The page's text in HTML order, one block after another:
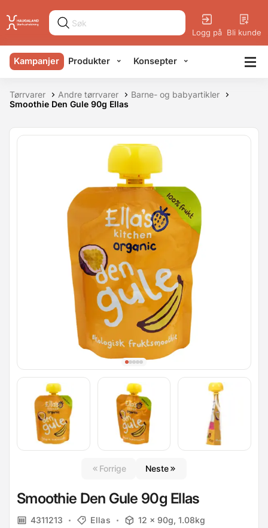
Logg på Bli kunde
Kampanjer Produkter Konsepter
Tørrvarer Andre tørrvarer
Barne- og babyartikler
Smoothie Den Gule 90g Ellas
Forrige Neste
Smoothie Den Gule 90g Ellas
4311213 Ellas 12 x 90g, 1.08kg